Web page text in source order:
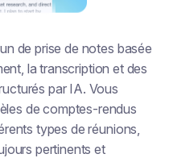
de prise de notes basée
la transcription et des
par IA. Vous
de comptes-rendus
types de réunions,
pertinents et